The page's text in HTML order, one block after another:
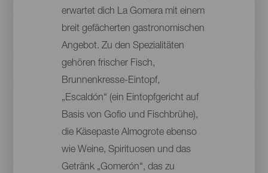
erwartet dich La Gomera mit einem
breit gefächerten gastronomischen
Angebot. Zu den Spezialitäten
gehören frischer Fisch,
Brunnenkresse-Eintopf,
„Escaldón“ (ein Eintopfgericht auf
Basis von Gofio und Fischbrühe),
die Käsepaste Almogrote ebenso
wie Weine, Spirituosen und das
Getränk „Gomerón“, das zu